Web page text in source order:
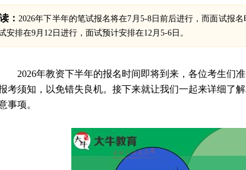
： 2026年下半年的笔试报名将在7月5-8日前后进行，而面试报
安排在9月12日进行，面试预计安排在12月5-6日。
2026年教资下半年的报名时间即将到来，各位考生们
考须知，以免错失良机。接下来就让我们一起来详细了
事项。